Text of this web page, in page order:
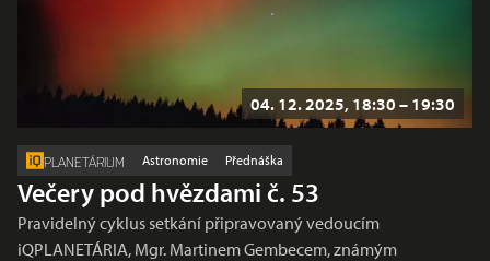
04. 12. 2025, 18:30 – 19:30
PLANETÁRIUM Astronomie Přednáška
Večery pod hvězdami č. 53
Pravidelný cyklus setkání připravovaný vedoucím
iQPLANETÁRIA, Mgr. Martinem Gembecem, známým